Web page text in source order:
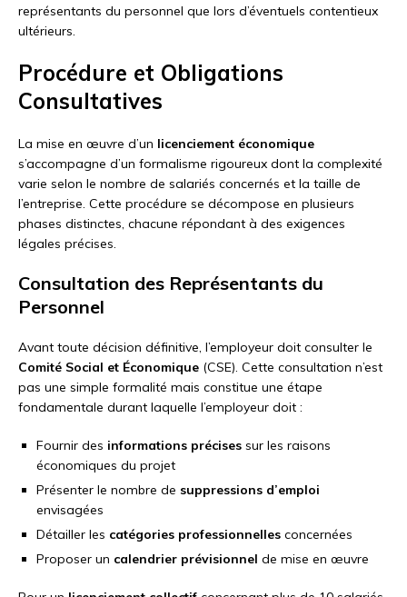
représentants du personnel que lors d’éventuels contentieux
ultérieurs.
Procédure et Obligations
Consultatives
La mise en œuvre d’un licenciement économique
s’accompagne d’un formalisme rigoureux dont la complexité
varie selon le nombre de salariés concernés et la taille de
l’entreprise. Cette procédure se décompose en plusieurs
phases distinctes, chacune répondant à des exigences
légales précises.
Consultation des Représentants du
Personnel
Avant toute décision définitive, l’employeur doit consulter le
Comité Social et Économique (CSE). Cette consultation n’est
pas une simple formalité mais constitue une étape
fondamentale durant laquelle l’employeur doit :
Fournir des informations précises sur les raisons
économiques du projet
Présenter le nombre de suppressions d’emploi
envisagées
Détailler les catégories professionnelles concernées
Proposer un calendrier prévisionnel de mise en œuvre